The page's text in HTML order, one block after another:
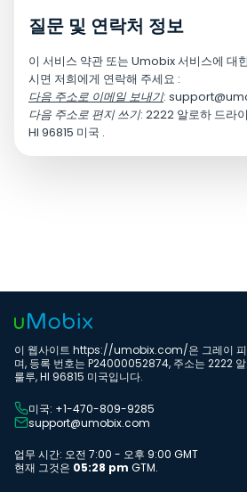
질문 및 연락처 정보
이 서비스 약관 또는 Umobix 서비스에 대
시면 저희에게 연락해 주세요 :
다음 주소로 이메일 보내기:
다음 주소로 편지 쓰기: 2222 알로하 드라
HI 96815 미국 .
이 웹사이트 https://umobix.com/은 그레이 피
며, 등록 번호는 P24000052874, 주소는 2222 알
룰루, HI 96815 미국입니다.
미국: +1-470-809-9285
support@umobix.com
업무 시간: 오전 7:00 - 오후 9:00 GMT
현재 그것은 05:28 pm GTM.